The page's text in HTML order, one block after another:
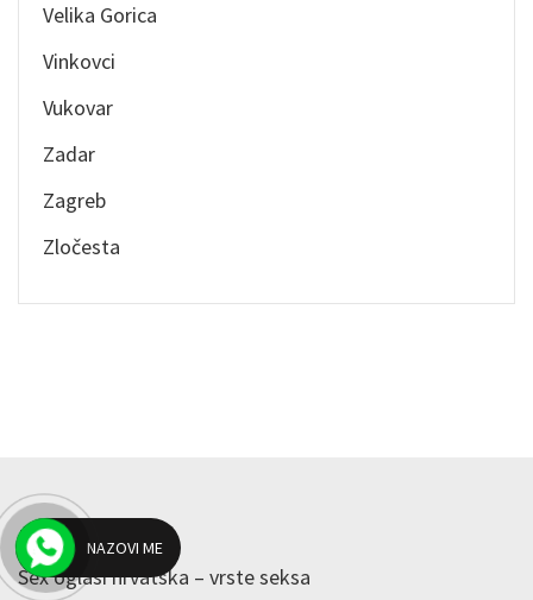
Velika Gorica
Vinkovci
Vukovar
Zadar
Zagreb
Zločesta
Blog
Sex oglasi hrvatska – vrste seksa
NAZOVI ME